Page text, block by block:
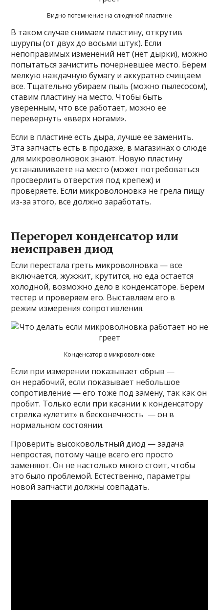
Видно потемнение на слюдяной пластине
В таком случае снимаем пластину, открутив
шурупы (от двух до восьми штук). Если
непоправимых изменений нет (нет дырки), можно
попытаться зачистить почерневшее место. Берем
мелкую наждачную бумагу и аккуратно счищаем
все. Тщательно убираем пыль (можно пылесосом),
ставим пластину на место. Чтобы быть
уверенным, что все работает, можно ее
перевернуть «вверх ногами».
Если в пластине есть дыра, лучше ее заменить.
Эта запчасть есть в продаже, в магазинах о слюде
для микроволновок знают. Новую пластину
устанавливаете на место (может потребоваться
просверлить отверстия под крепеж) и
проверяете. Если микроволоновка не грела пищу
из-за этого, все должно заработать.
Перегорел конденсатор или
неисправен диод
Если перестала греть микроволновка — все
включается, жужжит, крутится, но еда остается
холодной, возможно дело в конденсаторе. Берем
тестер и проверяем его. Выставляем его в
режим измерения сопротивления.
Конденсатор в микроволновке
Если при измерении показывает обрыв —
он нерабочий, если показывает небольшое
сопротивление — его тоже под замену, так как он
пробит. Только если при касании к конденсатору
стрелка «улетит» в бесконечность — он в
нормальном состоянии.
Проверить высоковольтный диод — задача
непростая, потому чаще всего его просто
заменяют. Он не настолько много стоит, чтобы
это было проблемой. Естественно, параметры
новой запчасти должны совпадать.